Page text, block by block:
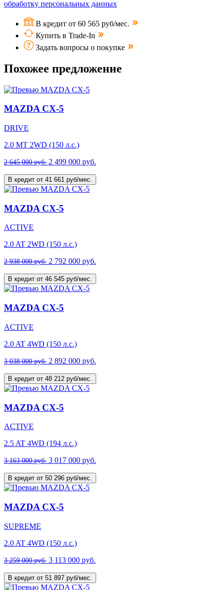
обработку персональных данных
В кредит от 60 565 руб/мес.
Купить в Trade-In
Задать вопросы о покупке
Похожее предложение
MAZDA CX-5
DRIVE
2.0 MT 2WD (150 л.с.)
2 645 000 руб. 2 499 000 руб.
В кредит от 41 661 руб/мес.
MAZDA CX-5
ACTIVE
2.0 AT 2WD (150 л.с.)
2 938 000 руб. 2 792 000 руб.
В кредит от 46 545 руб/мес.
MAZDA CX-5
ACTIVE
2.0 AT 4WD (150 л.с.)
3 038 000 руб. 2 892 000 руб.
В кредит от 48 212 руб/мес.
MAZDA CX-5
ACTIVE
2.5 AT 4WD (194 л.с.)
3 163 000 руб. 3 017 000 руб.
В кредит от 50 296 руб/мес.
MAZDA CX-5
SUPREME
2.0 AT 4WD (150 л.с.)
3 259 000 руб. 3 113 000 руб.
В кредит от 51 897 руб/мес.